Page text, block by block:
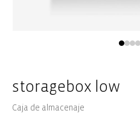
una
ventana
storagebox low
Caja de almacenaje